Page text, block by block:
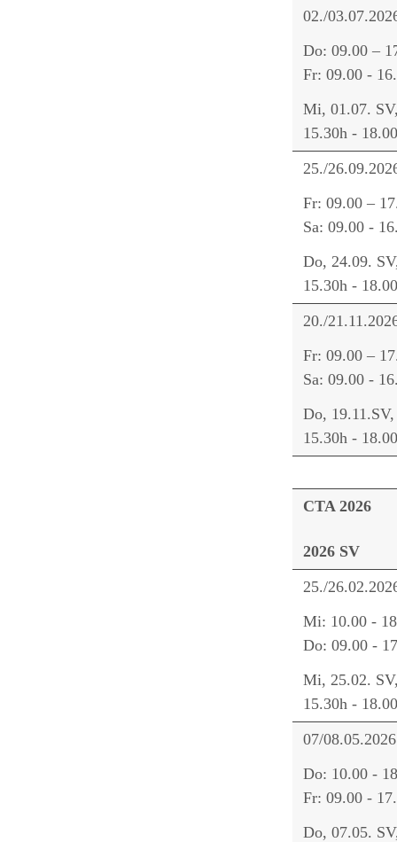
02./
Do: 09.00 –
Fr: 09.00 -
Mi, 01.07.
15.30h -
25./
Fr: 09.00 –
Sa: 09.00 -
Do, 24.09.
15.30h -
20./
Fr: 09.00 –
Sa: 09.00 -
Do, 19.11.SV,
15.30h -
CTA 2026
2026 SV
25./
Mi: 10.00 -
Do: 09.00 -
Mi, 25.02.
15.30h -
07/08.05.2026
Do: 10.00 -
Fr: 09.00 -
Do, 07.05.